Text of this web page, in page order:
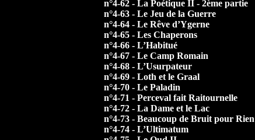
n°4-62 - La Poétique II - 2ème partie
n°4-63 - Le Jeu de la Guerre
n°4-64 - Le Rêve d’Ygerne
n°4-65 - Les Chaperons
n°4-66 - L’Habitué
n°4-67 - Le Camp Romain
n°4-68 - L’Usurpateur
n°4-69 - Loth et le Graal
n°4-70 - Le Paladin
n°4-71 - Perceval fait Raitournelle
n°4-72 - La Dame et le Lac
n°4-73 - Beaucoup de Bruit pour Rien
n°4-74 - L’Ultimatum